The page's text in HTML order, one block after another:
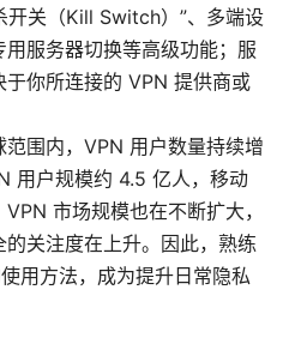
开关（Kill Switch）”、多端设
服务器切换等高级功能；服
于你所连接的 VPN 提供商或
围内，VPN 用户数量持续增
用户规模约 4.5 亿人，移动
市场规模也在不断扩大，
关注度在上升。因此，熟练
用方法，成为提升日常隐私